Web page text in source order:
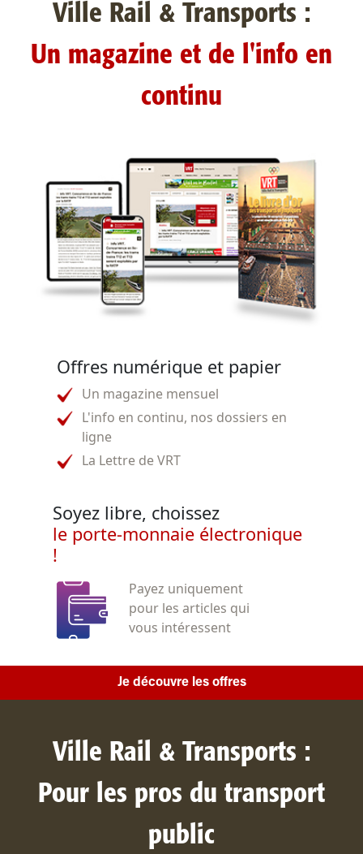
Ville Rail & Transports :
Un magazine et de l'info en
continu
Offres numérique et papier
Un magazine mensuel
L'info en continu, nos dossiers en
ligne
La Lettre de VRT
Soyez libre, choissez
le porte-monnaie électronique
!
Payez uniquement
pour les articles qui
vous intéressent
Je découvre les offres
Ville Rail & Transports :
Pour les pros du transport
public